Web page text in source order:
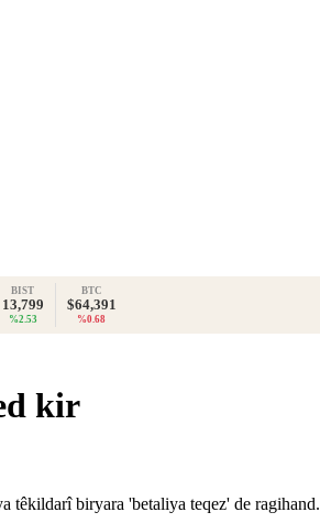
BIST
13,799
%2.53
BTC
$64,391
%0.68
kir
biryara 'betaliya teqez' de ragihand.